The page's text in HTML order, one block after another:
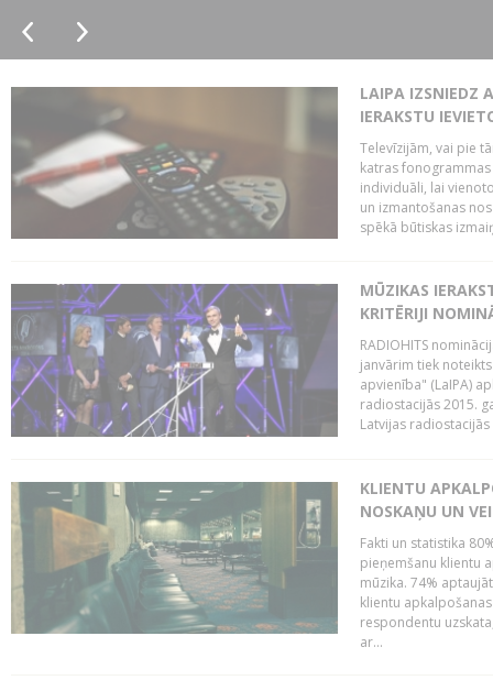
LAIPA IZSNIEDZ
IERAKSTU
Televīzijām, vai pie
katras
individuāli, lai
un izmantošanas
spēkā būtiskas
MŪZIKAS
KRITĒRIJI
RADIOHITS
janvārim tiek
apvienība" (LaIPA)
radiostacijās 2015.
Latvijas
KLIENTU
NOSKAŅU UN
Fakti un statistika
pieņemšanu klientu
mūzika. 74%
klientu
respondentu
ar...